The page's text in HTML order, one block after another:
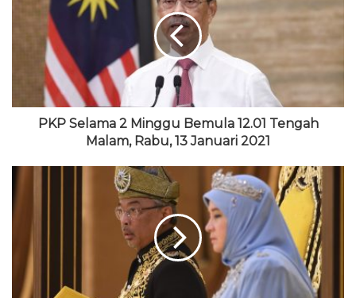
o
o
k
t
e
r
u
b
e
g
a
PKP Selama 2 Minggu Bemula 12.01 Tengah
Malam, Rabu, 13 Januari 2021